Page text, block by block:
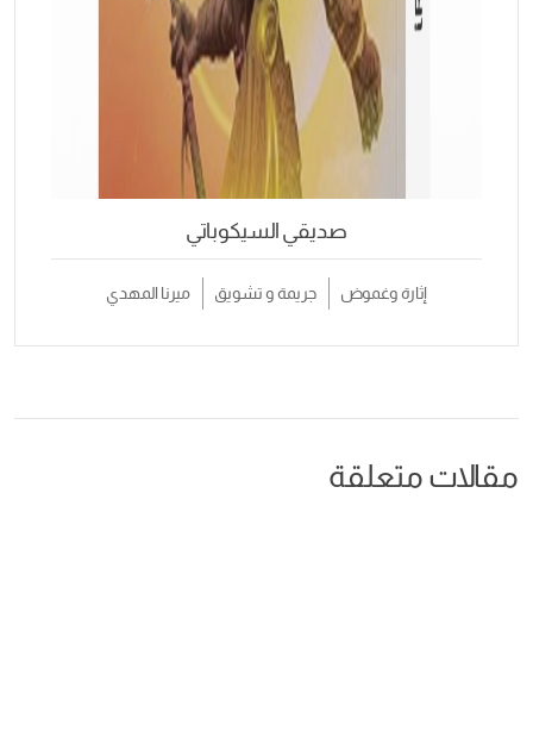
صديقي السيكوباتي
إثارة وغموض جريمة و تشويق ميرنا المهدي
مقالات متعلقة